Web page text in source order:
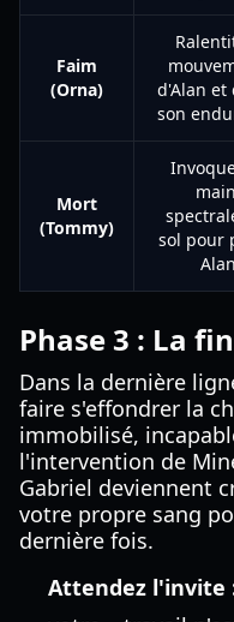
Faim
(Orna)
d'Alan et
son
Mort
(Tommy)
sol pour
Phase 3 : La
Dans la dernière
faire s'effondrer la
immobilisé,
l'intervention de
Gabriel deviennent
votre propre sang
dernière fois.
Attendez l'invite